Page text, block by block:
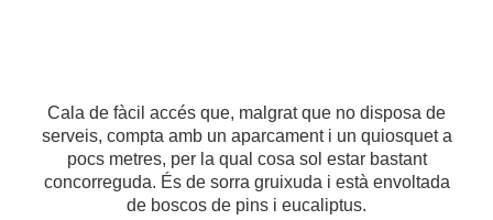
Cala de fàcil accés que, malgrat que no disposa de
serveis, compta amb un aparcament i un quiosquet a
pocs metres, per la qual cosa sol estar bastant
concorreguda. És de sorra gruixuda i està envoltada
de boscos de pins i eucaliptus.